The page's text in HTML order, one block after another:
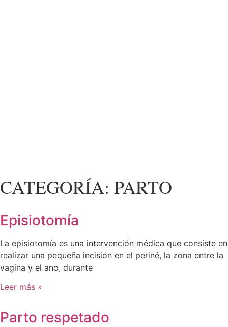
CATEGORÍA: PARTO
Episiotomía
La episiotomía es una intervención médica que consiste en
realizar una pequeña incisión en el periné, la zona entre la
vagina y el ano, durante
Leer más »
Parto respetado